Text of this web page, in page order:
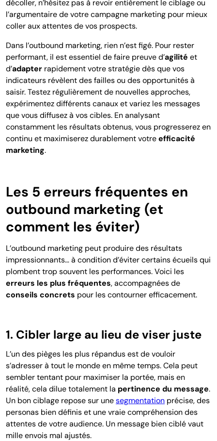
décoller, n’hésitez pas à revoir entièrement le ciblage ou
l’argumentaire de votre campagne marketing pour mieux
coller aux attentes de vos prospects.
Dans l’outbound marketing, rien n’est figé. Pour rester
performant, il est essentiel de faire preuve d’agilité et
d’adapter rapidement votre stratégie dès que vos
indicateurs révèlent des failles ou des opportunités à
saisir. Testez régulièrement de nouvelles approches,
expérimentez différents canaux et variez les messages
que vous diffusez à vos cibles. En analysant
constamment les résultats obtenus, vous progresserez en
continu et maximiserez durablement votreefficacité
marketing.
Les 5 erreurs fréquentes en
outbound marketing (et
comment les éviter)
L’outbound marketing peut produire des résultats
impressionnants… à condition d’éviter certains écueils qui
plombent trop souvent les performances. Voici les
erreurs les plus fréquentes, accompagnées de
conseils concrets pour les contourner efficacement.
1. Cibler large au lieu de viser juste
L’un des pièges les plus répandus est de vouloir
s’adresser à tout le monde en même temps. Cela peut
sembler tentant pour maximiser la portée, mais en
réalité, cela dilue totalement la pertinence du message.
Un bon ciblage repose sur unesegmentation précise, des
personas bien définis et une vraie compréhension des
attentes de votre audience. Un message bien ciblé vaut
mille envois mal ajustés.